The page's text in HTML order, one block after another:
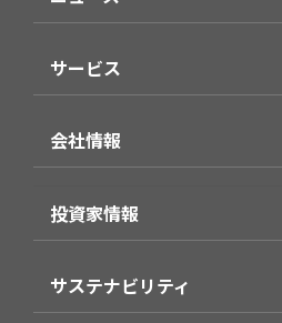
サービス
スマホアプリ（個人向け）
製品・サービス（法人向け）
事例紹介
会社情報
代表ごあいさつ
役員プロフィール
企業理念・パーパス
投資家情報
経営方針
サステナビリティ